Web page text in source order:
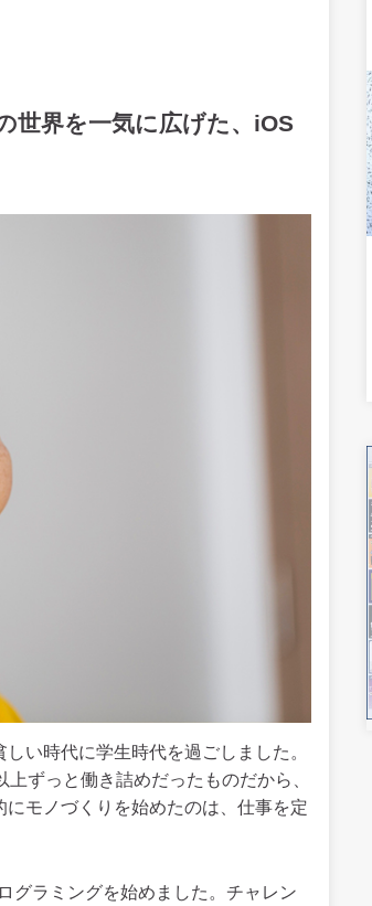
世界を一気に広げた、iOS
い時代に学生時代を過ごしました。
ずっと働き詰めだったものだから、
モノづくりを始めたのは、仕事を定
グラミングを始めました。チャレン